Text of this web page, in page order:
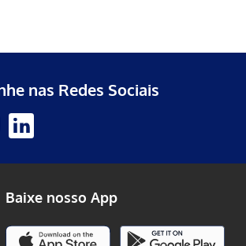
nas Redes Sociais
Baixe nosso App